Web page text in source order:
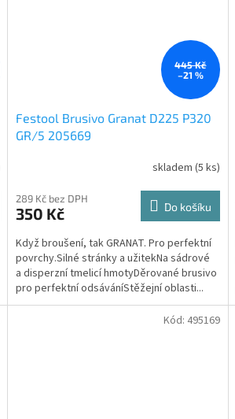
445 Kč
–21 %
Festool Brusivo Granat D225 P320
GR/5 205669
skladem (5 ks)
289 Kč bez DPH
350 Kč Do košíku
Když broušení, tak GRANAT. Pro perfektní
povrchy.Silné stránky a užitekNa sádrové
a disperzní tmelicí hmotyDěrované brusivo
pro perfektní odsáváníStěžejní oblasti...
Kód: 495169